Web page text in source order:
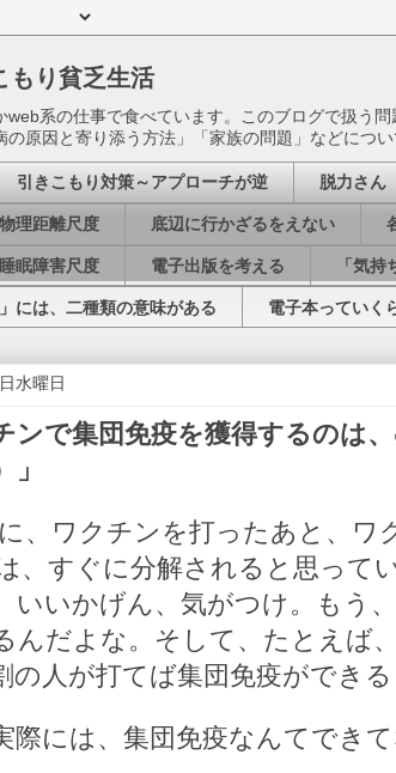
もり貧乏生活
web系の仕事で食べています。このブログで扱う
の原因と寄り添う方法」「家族の問題」などについ
引きこもり対策～アプローチが逆 脱力さん
理距離尺度 底辺に行かざるをえない
眠障害尺度 電子出版を考える 「気
」には、二種類の意味がある 電子本っていく
水曜日
ンで集団免疫を獲得するのは
、ワクチンを打ったあと、ワ
、すぐに分解されると思って
いいかげん、気がつけ。もう
んだよな。そして、たとえば
の人が打てば集団免疫ができる
際には、集団免疫なんてできて